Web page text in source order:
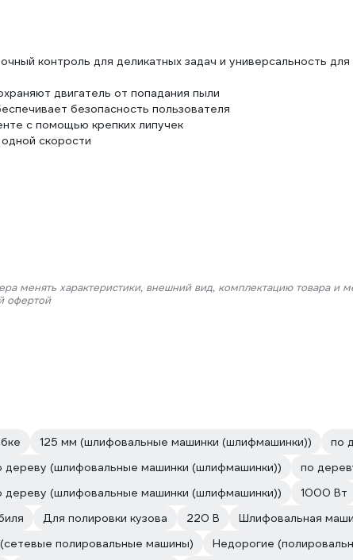
контроль для деликатных задач и универсальность для
двигатель от попадания пыли
безопасность пользователя
с помощью крепких липучек
скорости
менять характеристики, внешний вид, комплектацию товара и
офертой
125 мм (шлифовальные машинки (шлифмашинки))
по
дереву (шлифовальные машинки (шлифмашинки))
по
дереву (шлифовальные машинки (шлифмашинки))
1000 Вт
Для полировки кузова 220 В
Шлифовальная
полировальные машины)
Недорогие